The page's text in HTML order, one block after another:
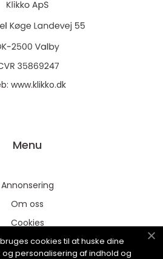
www.klikko.dk
Menu
Annonsering
Om oss
Cookies
Kontakta osscookies til at huske dine
og personalisering af indhold og